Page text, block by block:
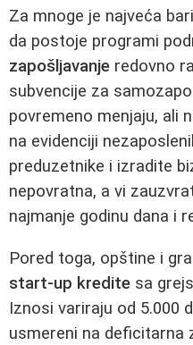
Za mnoge je najveća
da postoje programi
zapošljavanje redovno
subvencije za
povremeno menjaju, ali
na evidenciji
preduzetnike i izradite
nepovratna, a vi
najmanje godinu dana i
Pored toga, opštine i
start‑up kredite sa
Iznosi variraju od 5.000
usmereni na deficitarna